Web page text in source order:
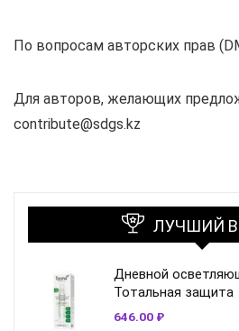
По вопросам авторских прав
Для авторов, желающих
contribute@sdgs.kz
ЛУЧШИЙ
Дневной
Тотальная защита
646.00 ₽